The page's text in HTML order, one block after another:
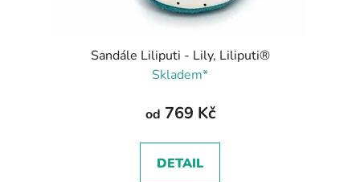
Sandále Liliputi - Lily, Liliputi®
Skladem*
od 769 Kč
DETAIL